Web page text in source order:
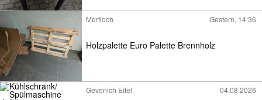
Mertloch Gestern, 14:36
Holzpalette Euro Palette Brennholz
Gevenich Eifel 04.08.2026